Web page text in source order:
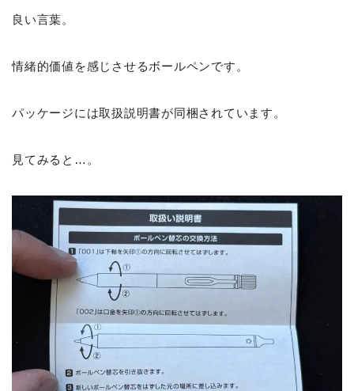
良い言葉。
情緒的価値を感じさせるボールペンです。
パッケージには取扱説明書が同梱されています。
見てみると…。